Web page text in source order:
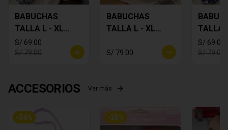
BABUCHAS
TALLA L - XL
MICKEY
S/ 69.00
S/ 79.00
BABUCHAS
TALLA L - XL
S/ 79.00
TALLA
S/ 69.00
S/ 79.00
ACCESORIOS Ver más
-34% -25%